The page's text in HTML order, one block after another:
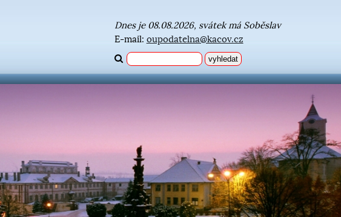
Dnes je 08.08.2026, svátek má Soběslav
E-mail: oupodatelna@kacov.cz